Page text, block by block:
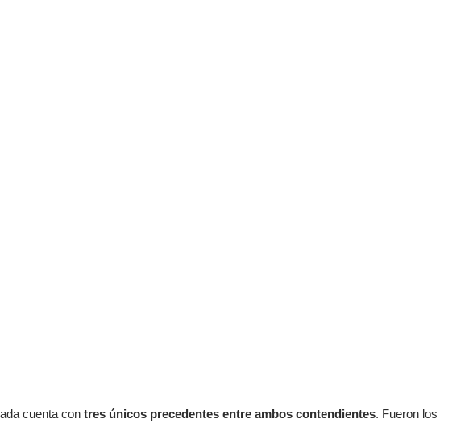
cuenta con tres únicos precedentes entre ambos contendientes. Fueron los